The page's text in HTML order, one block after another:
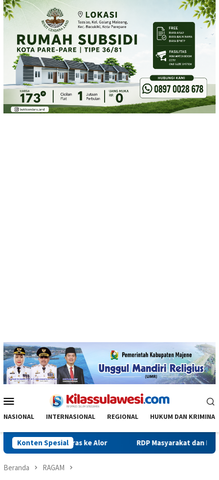
Loncat
ke
Mobile
NASIONAL INTERNASIONAL REGIONAL HUKUM DAN KRIMINAL
Konten Spesial
Beras ke Alor RDP Masyarakat dan PNM Mekaar
Beranda RAGAM